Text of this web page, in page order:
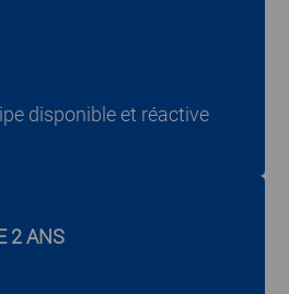
disponible et réactive
2 ANS